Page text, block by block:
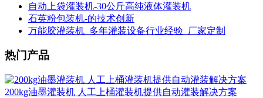
自动上袋灌装机-30公斤高纯液体灌装机
石英粉包装机-的技术创新
万能胶灌装机_多年灌装设备行业经验_厂家定制
热门产品
200kg油墨灌装机 人工上桶灌装机提供自动灌装解决方案